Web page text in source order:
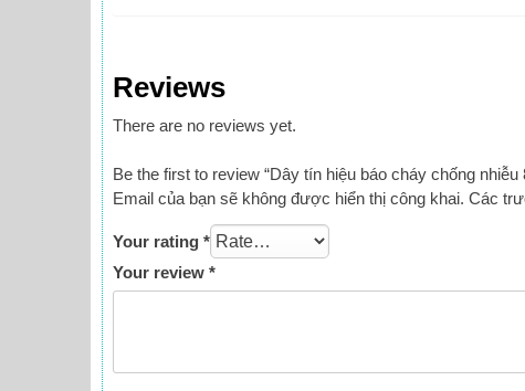
Reviews
There are no reviews yet.
Be the first to review “Dây tín hiệu báo cháy chống nhiễu
Email của bạn sẽ không được hiển thị công khai. Các
Your rating *
Your review *